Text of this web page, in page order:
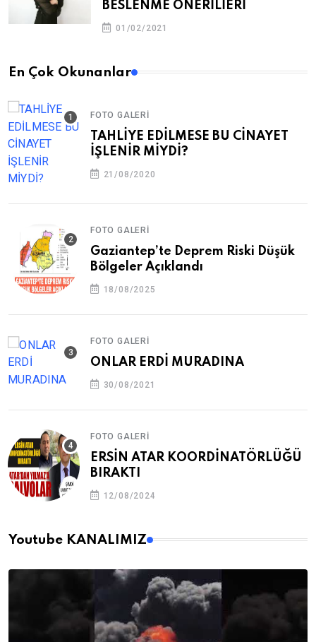
BESLENME ÖNERİLİERİ
01/02/2021
En Çok Okunanlar
FOTO GALERI
TAHLİYE EDİLMESE BU CİNAYET
İŞLENİR MİYDİ?
21/08/2020
FOTO GALERI
Gaziantep’te Deprem Riski Düşük
Bölgeler Açıklandı
18/08/2025
FOTO GALERI
ONLAR ERDİ MURADINA
30/08/2021
FOTO GALERI
ERSİN ATAR KOORDİNATÖRLÜĞÜ
BIRAKTI
12/08/2024
Youtube KANALIMIZ